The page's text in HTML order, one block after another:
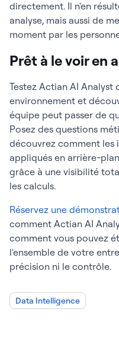
directement. Il n'en
analyse, mais aussi de
moment par les
Prêt à le voir en
Testez Actian AI Analyst
environnement et
équipe peut passer de
Posez des questions
découvrez comment les
appliqués en arrière-
grâce à une visibilité
les calculs.
Réservez une
comment Actian AI
comment vous pouvez
l'ensemble de votre
précision ni le contrôle.
Data Intelligence